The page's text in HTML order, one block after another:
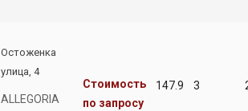
Остоженка
улица, 4
ALLEGORIA
Стоимость
по запросу
147.9 3